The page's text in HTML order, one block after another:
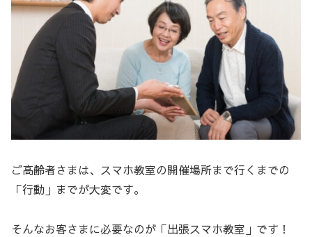
ご高齢者さまは、スマホ教室の開催場所まで行くまでの
「行動」までが大変です。
そんなお客さまに必要なのが「出張スマホ教室」です！